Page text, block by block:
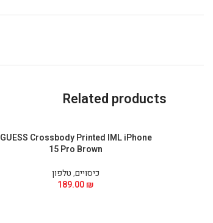
Related products
GUESS Crossbody Printed IML iPhone
15 Pro Brown
כיסויים,טלפון
189.00₪